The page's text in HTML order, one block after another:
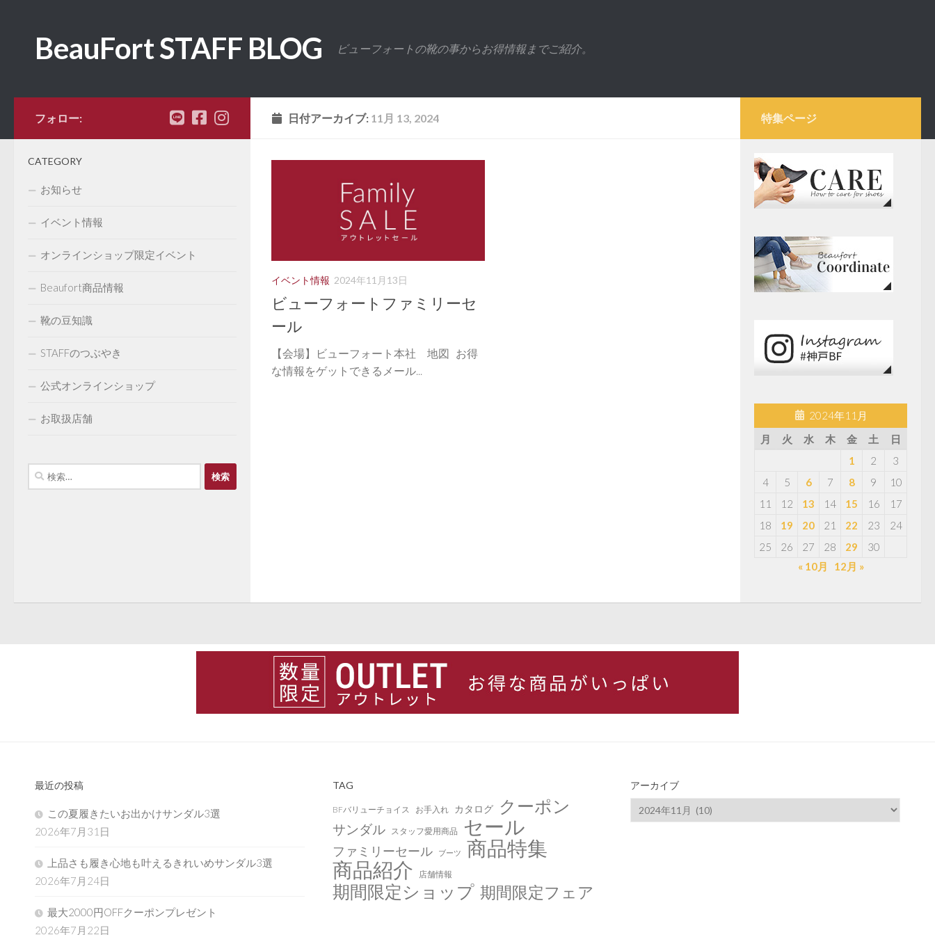
BeauFort STAFF BLOG ビューフォートの靴の事からお得情報までご紹介。
日付アーカイブ: 11月 13, 2024
イベント情報 2024年11月13日
ビューフォートファミリーセ
ール
【会場】ビューフォート本社 地図 お得
な情報をゲットできるメール...
フォロー:
CATEGORY
お知らせ
イベント情報
オンラインショップ限定イベント
Beaufort商品情報
靴の豆知識
STAFFのつぶやき
公式オンラインショップ
お取扱店舗
検
索:
特集ページ
2024年11月
月
火 水 木 金 土
日
1
2
3
4
5 6 7 8 9
10
11
12 13 14 15 16
17
18
19 20 21 22 23
24
25
26 27 28 29
30
« 10月
12月 »
最近の投稿
この夏履きたいお出かけサンダル3選
2026年7月31日
上品さも履き心地も叶えるきれいめサンダル3選
2026年7月24日
最大2000円OFFクーポンプレゼント
2026年7月22日
TAG
BFバリューチョイス お手入れ カタログ クーポン
サンダル スタッフ愛用商品 セール
ファミリーセール ブーツ 商品特集
商品紹介 店舗情報
期間限定ショップ 期間限定フェア
アーカイブ
ア
ー